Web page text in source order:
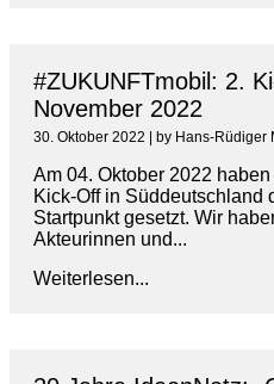
#ZUKUNFTmobil: 2.
November 2022
30. Oktober 2022 by Hans-Rüdiger
Am 04. Oktober 2022
Kick-Off in Süddeutschland
Startpunkt gesetzt. Wir
Akteurinnen und...
Weiterlesen...